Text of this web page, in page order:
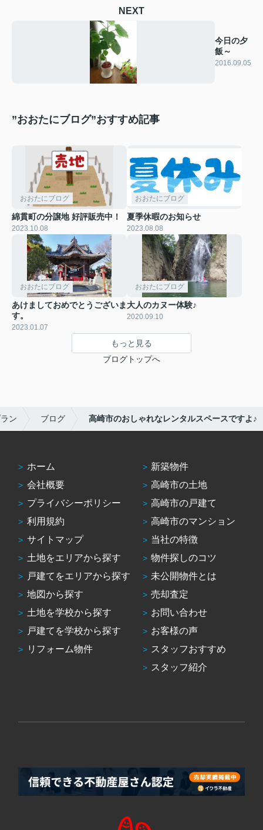
NEXT
今日の夕
飯～
2016.09.05
”おおたにブログ”おすすめ記事
おおたにブログ
綿貫町の分譲地 好評販売中！
2023.10.08
おおたにブログ
夏季休暇のお知らせ
2023.08.08
おおたにブログ
あけましておめでとうございま
す。
2023.01.07
おおたにブログ
大人のカヌー体験♪
2020.09.10
もっと見る
ブログトップへ
ン ブログ 高崎市のおしゃれなレンタルスペースですよ♪
ホーム
会社概要
プライバシーポリシー
利用規約
サイトマップ
土地をエリアから探す
戸建てをエリアから探す
地図から探す
土地を学校から探す
戸建てを学校から探す
リフォーム物件
新築物件
高崎市の土地
高崎市の戸建て
高崎市のマンション
当社の特徴
物件探しのコツ
未公開物件とは
売却査定
お問い合わせ
お客様の声
スタッフおすすめ
スタッフ紹介